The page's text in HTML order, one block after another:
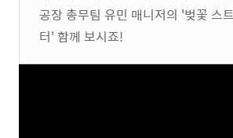
공장 총무팀 유민 매니저의 '벚꽃 스
터' 함께 보시죠!